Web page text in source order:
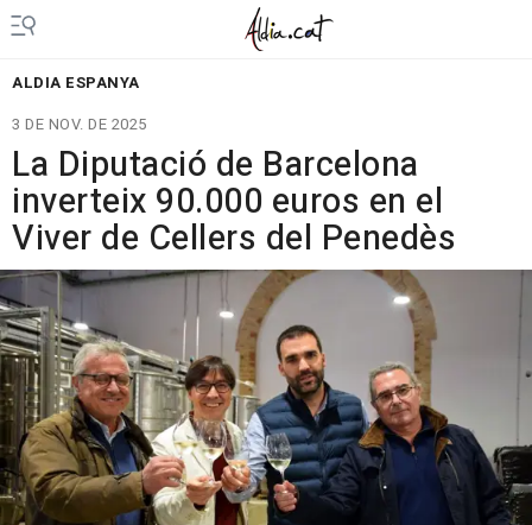
ALDIA ESPANYA
3 DE NOV. DE 2025
La Diputació de Barcelona
inverteix 90.000 euros en el
Viver de Cellers del Penedès